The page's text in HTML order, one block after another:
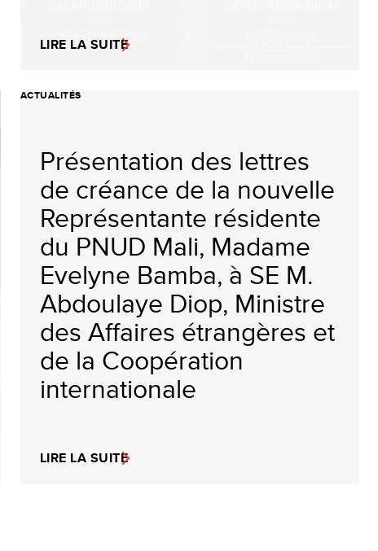
LIRE LA SUITE
ACTUALITÉS
Présentation des lettres
de créance de la nouvelle
Représentante résidente
du PNUD Mali, Madame
Evelyne Bamba, à SE M.
Abdoulaye Diop, Ministre
des Affaires étrangères et
de la Coopération
internationale
LIRE LA SUITE